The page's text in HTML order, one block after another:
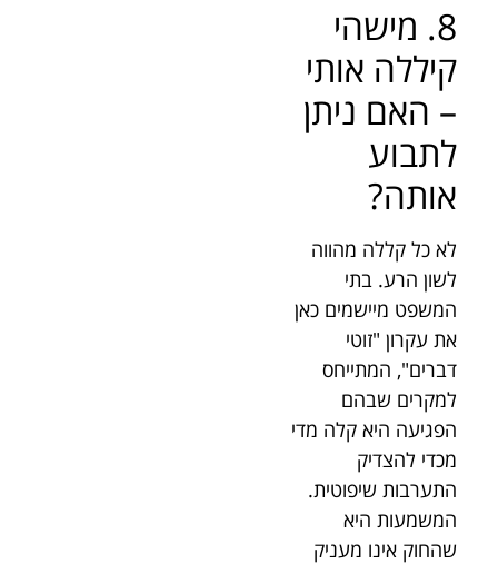
8. מישהי
קיללה אותי
– האם ניתן
לתבוע
אותה?
לא כל קללה מהווה
לשון הרע. בתי
המשפט מיישמים כאן
את עקרון "זוטי
דברים", המתייחס
למקרים שבהם
הפגיעה היא קלה מדי
מכדי להצדיק
התערבות שיפוטית.
המשמעות היא
שהחוק אינו מעניק